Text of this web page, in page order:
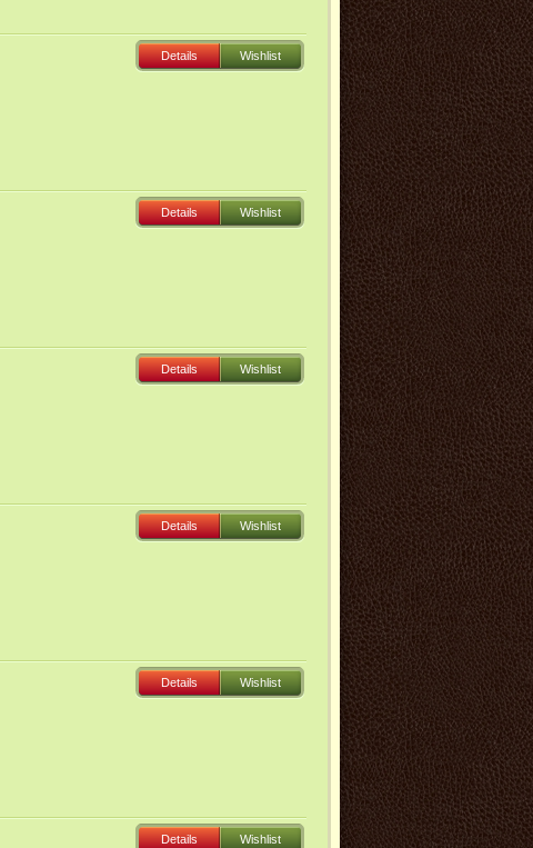
Details Wishlist
Details Wishlist
Details Wishlist
Details Wishlist
Details Wishlist
Details Wishlist